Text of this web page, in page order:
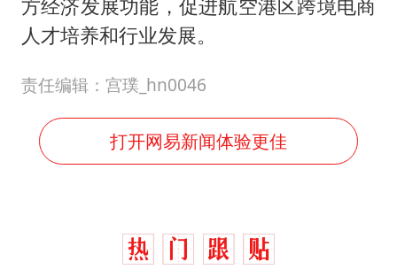
方经济发展功能，促进航空港区跨境电商
人才培养和行业发展。
责任编辑：宫璞_hn0046
打开网易新闻体验更佳